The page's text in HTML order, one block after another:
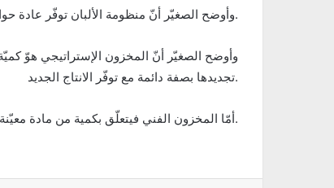
وأوضح الصغيّر أنّ منظومة الألبان توفّر عادة حوالي 40 مليون لتر بين مخزون فني ومخزون استراتيجي.
وأوضح الصغيّر أنّ المخزون الإستراتيجي هوّ كميّة
تجديدها بصفة دائمة مع توفّر الانتاج الجديد.
أمّا المخزون الفني فيتعلّق بكمية من مادة معيّنة لايتمّ ترويجها في السوق إلاّ بعد التثبت من خلوها من أيّ إشكالات.